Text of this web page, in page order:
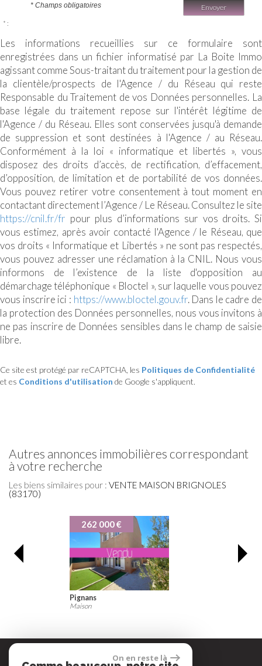
Envoyer
* Champs obligatoires
* :
Les informations recueillies sur ce formulaire sont
enregistrées dans un fichier informatisé par La Boite Immo
agissant comme Sous-traitant du traitement pour la gestion de
la clientèle/prospects de l'Agence / du Réseau qui reste
Responsable du Traitement de vos Données personnelles. La
base légale du traitement repose sur l'intérêt légitime de
l'Agence / du Réseau. Elles sont conservées jusqu'à demande
de suppression et sont destinées à l'Agence / au Réseau.
Conformément à la loi « informatique et libertés », vous
disposez des droits d’accès, de rectification, d’effacement,
d’opposition, de limitation et de portabilité de vos données.
Vous pouvez retirer votre consentement à tout moment en
contactant directement l’Agence / Le Réseau. Consultez le site
https://cnil.fr/fr pour plus d’informations sur vos droits. Si
vous estimez, après avoir contacté l'Agence / le Réseau, que
vos droits « Informatique et Libertés » ne sont pas respectés,
vous pouvez adresser une réclamation à la CNIL. Nous vous
informons de l’existence de la liste d'opposition au
démarchage téléphonique « Bloctel », sur laquelle vous pouvez
vous inscrire ici : https://www.bloctel.gouv.fr. Dans le cadre de
la protection des Données personnelles, nous vous invitons à
ne pas inscrire de Données sensibles dans le champ de saisie
libre.
Ce site est protégé par reCAPTCHA, les Politiques de Confidentialité
et es Conditions d'utilisation de Google s'appliquent.
autres annonces immobilières correspondant
à votre recherche
Les biens similaires pour : VENTE MAISON BRIGNOLES
(83170)
299 000 €
On en reste là